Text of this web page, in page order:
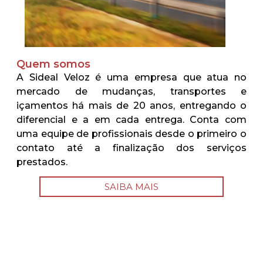
Quem somos
A Sideal Veloz é uma empresa que atua no
mercado de mudanças, transportes e
içamentos há mais de 20 anos, entregando o
diferencial e a em cada entrega. Conta com
uma equipe de profissionais desde o primeiro o
contato até a finalização dos serviços
prestados.
SAIBA MAIS